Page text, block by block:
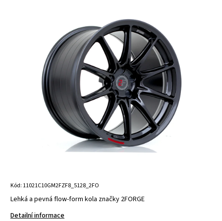
Kód: 11021C10GM2FZF8_5128_2FO
Lehká a pevná flow-form kola značky 2FORGE
Detailní informace